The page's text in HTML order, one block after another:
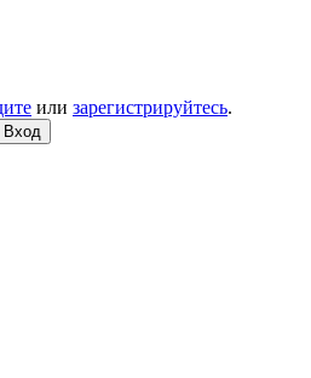
или зарегистрируйтесь.